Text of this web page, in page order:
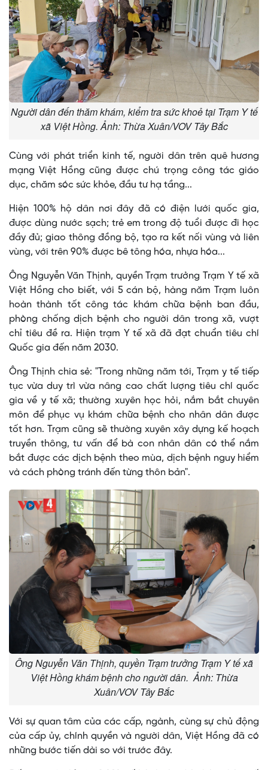
Người dân đến thăm khám, kiểm tra sức khoẻ tại Trạm Y tế
xã Việt Hồng. Ảnh: Thừa Xuân/VOV Tây Bắc
Cùng với phát triển kinh tế, người dân trên quê hương
mạng Việt Hồng cũng được chú trọng công tác giáo
dục, chăm sóc sức khỏe, đầu tư hạ tầng...
Hiện 100% hộ dân nơi đây đã có điện lưới quốc gia,
được dùng nước sạch; trẻ em trong độ tuổi được đi học
đầy đủ; giao thông đồng bộ, tạo ra kết nối vùng và liên
vùng, với trên 90% được bê tông hóa, nhựa hóa...
Ông Nguyễn Văn Thịnh, quyền Trạm trưởng Trạm Y tế xã
Việt Hồng cho biết, với 5 cán bộ, hàng năm Trạm luôn
hoàn thành tốt công tác khám chữa bệnh ban đầu,
phòng chống dịch bệnh cho người dân trong xã, vượt
chỉ tiêu đề ra. Hiện trạm Y tế xã đã đạt chuẩn tiêu chí
Quốc gia đến năm 2030.
Ông Thịnh chia sẻ: "Trong những năm tới, Trạm y tế tiếp
tục vừa duy trì vừa nâng cao chất lượng tiêu chí quốc
gia về y tế xã; thường xuyên học hỏi, nắm bắt chuyên
môn để phục vụ khám chữa bệnh cho nhân dân được
tốt hơn. Trạm cũng sẽ thường xuyên xây dựng kế hoạch
truyền thông, tư vấn để bà con nhân dân có thể nắm
bắt được các dịch bệnh theo mùa, dịch bệnh nguy hiểm
và cách phòng tránh đến từng thôn bản".
Ông Nguyễn Văn Thịnh, quyền Trạm trưởng Trạm Y tế xã
Việt Hồng khám bệnh cho người dân. Ảnh: Thừa
Xuân/VOV Tây Bắc
Với sự quan tâm của các cấp, ngành, cùng sự chủ động
của cấp ủy, chính quyền và người dân, Việt Hồng đã có
những bước tiến dài so với trước đây.